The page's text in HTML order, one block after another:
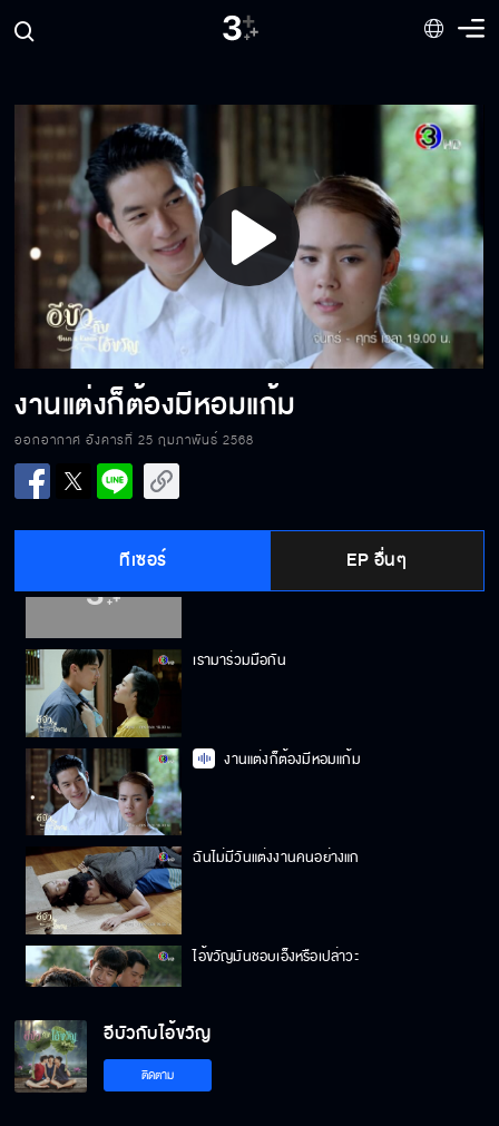
Play
Video
งานแต่งก็ต้องมีหอมแก้ม
ออกอากาศ อังคารที่ 25 กุมภาพันธ์ 2568
ทีเซอร์ EP อื่นๆ
ขวัญมันโดนรถชน
เอ็งไม่คิดจะรักข้าจริงๆหรอก
ครั้งนี้ต้องวางแผนให้รอบคอบ
เรามาร่วมมือกัน
งานแต่งก็ต้องมีหอมแก้ม
ฉันไม่มีวันแต่งงานคนอย่างแก
ไอ้ขวัญมันชอบเอ็งหรือเปล่าวะ
อีบัวกับไอ้ขวัญ เริ่ม 21 กุมภาพันธ์
อีบัวกับไอ้ขวัญ
ติดตาม